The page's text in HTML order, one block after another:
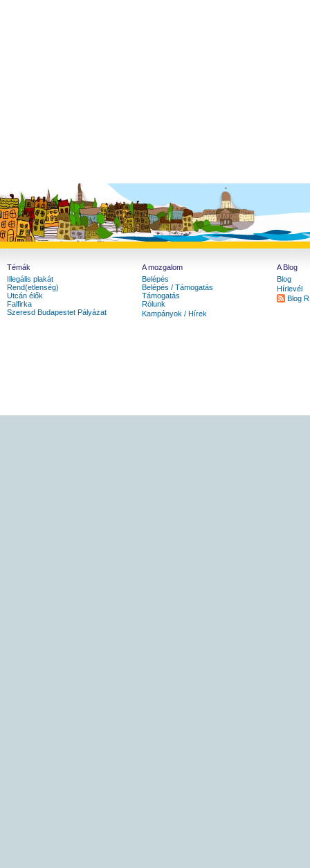
Témák
Illegális plakát
Rend(etlenség)
Utcán élők
Falfirka
Szeresd Budapestet Pályázat
A mozgalom
Belépés
Belépés / Támogatás
Támogatás
Rólunk
Kampányok / Hírek
A Blog
Blog
Hírlevél
Blog